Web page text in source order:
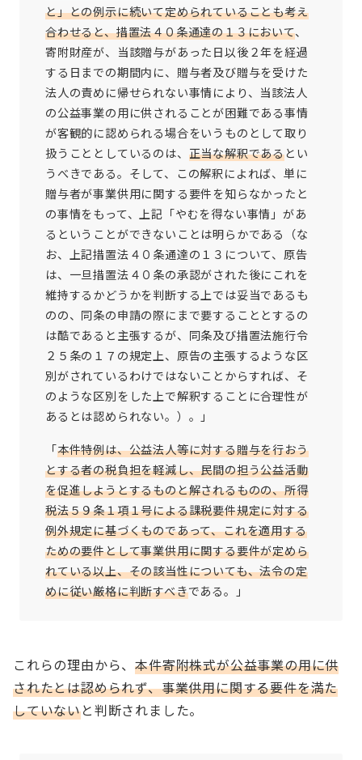
と」との例示に続いて定められていることも考え
合わせると、措置法４０条通達の１３において、
寄附財産が、当該贈与があった日以後２年を経過
する日までの期間内に、贈与者及び贈与を受けた
法人の責めに帰せられない事情により、当該法人
の公益事業の用に供されることが困難である事情
が客観的に認められる場合をいうものとして取り
扱うこととしているのは、 正当な解釈であるとい
うべきである。そして、この解釈によれば、単に
贈与者が事業供用に関する要件を知らなかったと
の事情をもって、上記「やむを得ない事情」があ
るということができないことは明らかである（な
お、上記措置法４０条通達の１３について、原告
は、一旦措置法４０条の承認がされた後にこれを
維持するかどうかを判断する上では妥当であるも
のの、同条の申請の際にまで要することとするの
は酷であると主張するが、同条及び措置法施行令
２５条の１７の規定上、原告の主張するような区
別がされているわけではないことからすれば、そ
のような区別をした上で解釈することに合理性が
あるとは認められない。）。」
「本件特例は、公益法人等に対する贈与を行おう
とする者の税負担を軽減し、民間の担う公益活動
を促進しようとするものと解されるものの、所得
税法５９条１項１号による課税要件規定に対する
例外規定に基づくものであって、これを適用する
ための要件として事業供用に関する要件が定めら
れている以上、その該当性についても、法令の定
めに従い厳格に判断すべきである。」
これらの理由から、本件寄附株式が公益事業の用に供
されたとは認められず、事業供用に関する要件を満た
していないと判断されました。